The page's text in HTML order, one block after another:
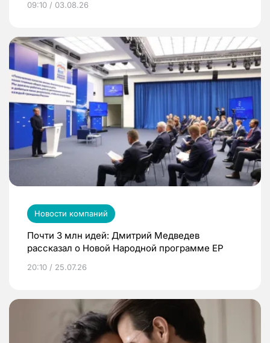
09:10 / 03.08.26
Новости компаний
Почти 3 млн идей: Дмитрий Медведев
рассказал о Новой Народной программе ЕР
20:10 / 25.07.26